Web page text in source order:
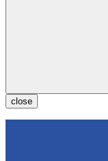
close